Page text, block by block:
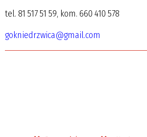
tel. 81 517 51 59, kom. 660 410 578
gokniedrzwica@gmail.com